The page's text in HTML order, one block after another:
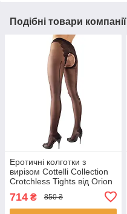
Подібні товари компанії
Еротичні колготки з
вирізом Cottelli Collection
Crotchless Tights від Orion
714 ₴ 850 ₴